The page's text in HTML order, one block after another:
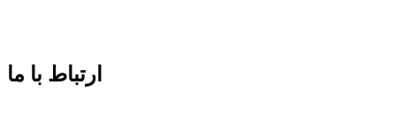
ارتباط با ما